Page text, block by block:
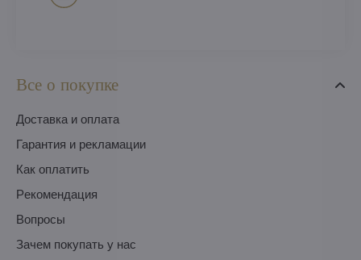
Все о покупке
Доставка и оплата
Гарантия и рекламации
Как оплатить
Pекомендация
Вопросы
Зачем покупать у нас